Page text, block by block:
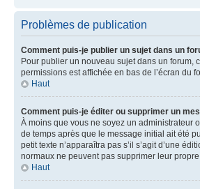
Problèmes de publication
Comment puis-je publier un sujet dans un
Pour publier un nouveau sujet dans un forum,
permissions est affichée en bas de l’écran du
Haut
Comment puis-je éditer ou supprimer un
À moins que vous ne soyez un administrateur
de temps après que le message initial ait été
petit texte n’apparaîtra pas s’il s’agit d’une
normaux ne peuvent pas supprimer leur
Haut